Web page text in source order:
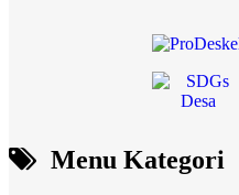
Menu Kategori